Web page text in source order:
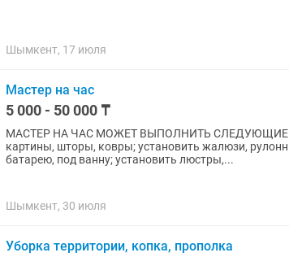
Шымкент, 17 июля
Мастер на час
5 000 - 50 000 ₸
МАСТЕР НА ЧАС МОЖЕТ ВЫПОЛНИТЬ СЛЕДУЮЩИЕ
картины, шторы, ковры; установить жалюзи,
батарею, под ванну; установить люстры,...
Шымкент, 30 июля
Уборка территории, копка, прополка